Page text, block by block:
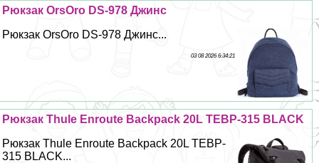
Рюкзак OrsOro DS-978 Джинс
Рюкзак OrsOro DS-978 Джинс...
03 08 2026 6:34:21
Рюкзак Thule Enroute Backpack 20L TEBP-315 BLACK
Рюкзак Thule Enroute Backpack 20L TEBP-
315 BLACK...